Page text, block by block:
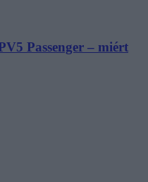
Passenger – miért